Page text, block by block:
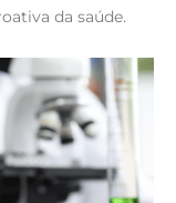
da saúde.